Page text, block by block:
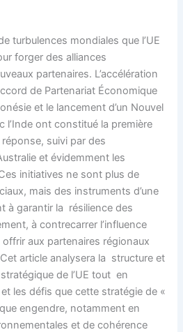
turbulences mondiales que l’UE
forger des alliances
partenaires. L’accélération
de Partenariat Économique
et le lancement d’un Nouvel
l’Inde ont constitué la première
suivi par des
et évidemment les
initiatives ne sont plus de
mais des instruments d’une
à garantir la résilience des
à contrecarrer l’influence
aux partenaires régionaux
article analysera la structure et
de l’UE tout en
les défis que cette stratégie de «
engendre, notamment en
et de cohérence